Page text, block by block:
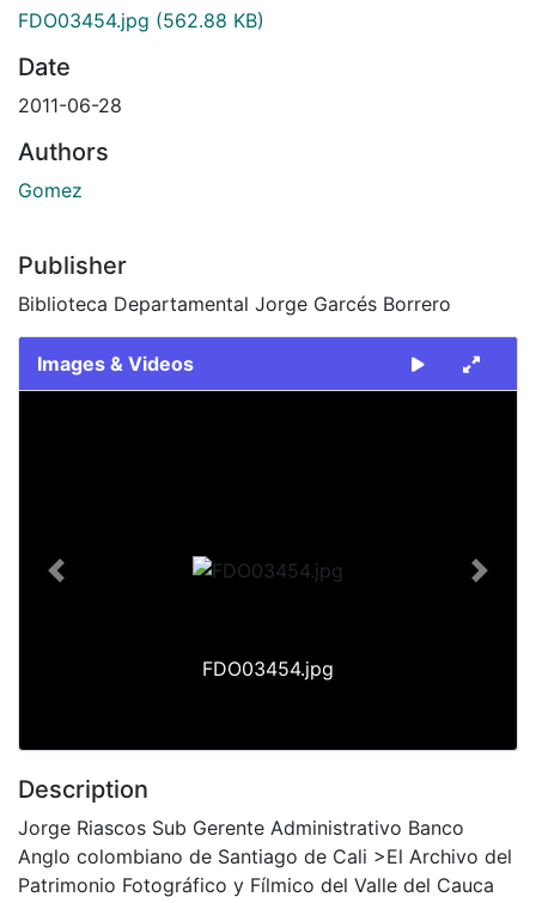
FDO03454.jpg (562.88 KB)
Date
2011-06-28
Authors
Gomez
Publisher
Biblioteca Departamental Jorge Garcés Borrero
Images & Videos
FDO03454.jpg
Previous Next
Description
Jorge Riascos Sub Gerente Administrativo Banco
Anglo colombiano de Santiago de Cali >El Archivo del
Patrimonio Fotográfico y Fílmico del Valle del Cauca